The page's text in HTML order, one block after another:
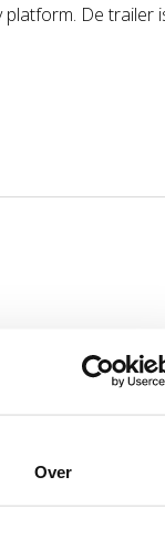
Over
De trailer